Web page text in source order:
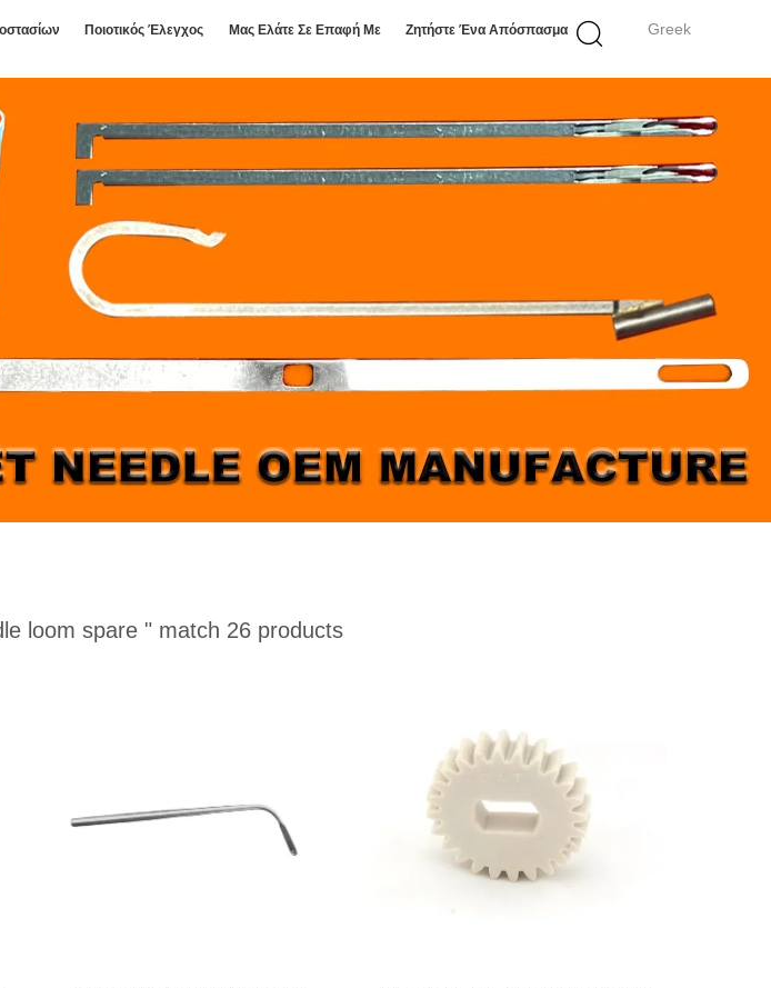
Greek
Ποιοτικός Έλεγχος Μας Ελάτε Σε Επαφή Με Ζητήστε Ένα Απόσπασμα
loom spare " match 26 products